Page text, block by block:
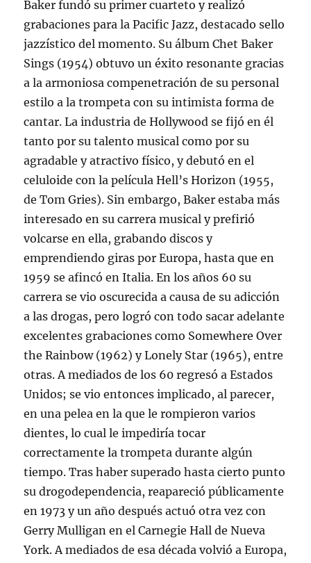
Baker fundó su primer cuarteto y realizó
grabaciones para la Pacific Jazz, destacado sello
jazzístico del momento. Su álbum Chet Baker
Sings (1954) obtuvo un éxito resonante gracias
a la armoniosa compenetración de su personal
estilo a la trompeta con su intimista forma de
cantar. La industria de Hollywood se fijó en él
tanto por su talento musical como por su
agradable y atractivo físico, y debutó en el
celuloide con la película Hell’s Horizon (1955,
de Tom Gries). Sin embargo, Baker estaba más
interesado en su carrera musical y prefirió
volcarse en ella, grabando discos y
emprendiendo giras por Europa, hasta que en
1959 se afincó en Italia. En los años 60 su
carrera se vio oscurecida a causa de su adicción
a las drogas, pero logró con todo sacar adelante
excelentes grabaciones como Somewhere Over
the Rainbow (1962) y Lonely Star (1965), entre
otras. A mediados de los 60 regresó a Estados
Unidos; se vio entonces implicado, al parecer,
en una pelea en la que le rompieron varios
dientes, lo cual le impediría tocar
correctamente la trompeta durante algún
tiempo. Tras haber superado hasta cierto punto
su drogodependencia, reapareció públicamente
en 1973 y un año después actuó otra vez con
Gerry Mulligan en el Carnegie Hall de Nueva
York. A mediados de esa década volvió a Europa,